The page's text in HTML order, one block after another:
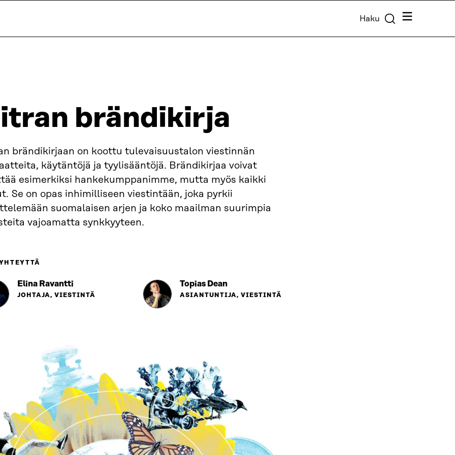
Haku Valikko
brändikirja
brändikirjaan on koottu tulevaisuustalon viestinnän
käytäntöjä ja tyylisääntöjä. Brändikirjaa voivat
esimerkiksi hankekumppanimme, mutta myös kaikki
Se on opas inhimilliseen viestintään, joka pyrkii
suomalaisen arjen ja koko maailman suurimpia
vajoamatta synkkyyteen.
Elina Ravantti
JOHTAJA, VIESTINTÄ
Topias Dean
ASIANTUNTIJA, VIESTINTÄ